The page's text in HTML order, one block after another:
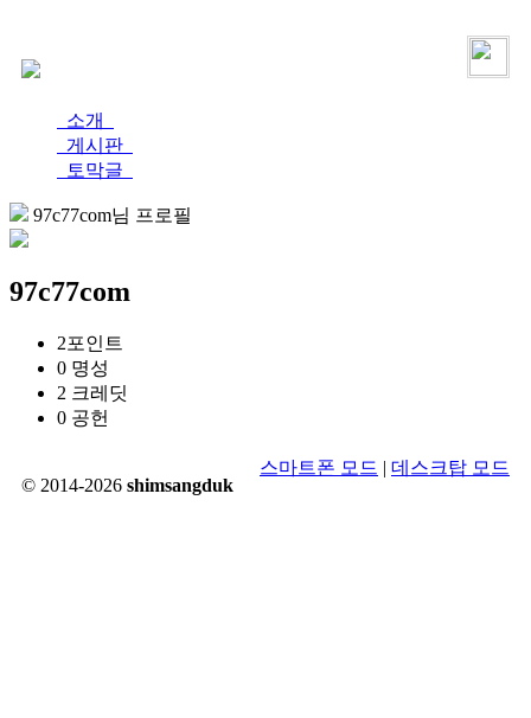
소개
게시판
토막글
97c77com님 프로필
97c77com
2포인트
0 명성
2 크레딧
0 공헌
© 2014-2026 shimsangduk
스마트폰 모드 | 데스크탑 모드